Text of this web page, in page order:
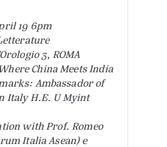
19 6pm
3, ROMA
China Meets India
Ambassador of
Italy H.E. U Myint
with Prof. Romeo
Italia Asean) e